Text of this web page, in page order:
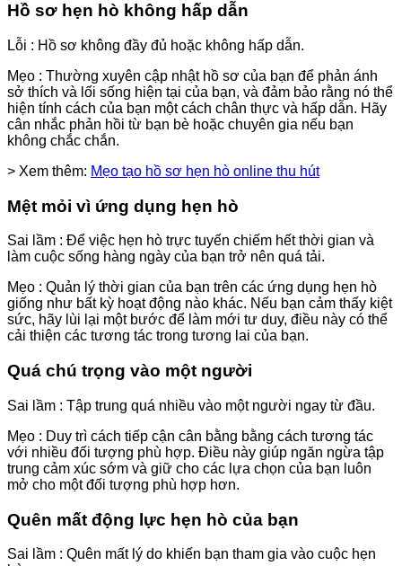
Hồ sơ hẹn hò không hấp dẫn
Lỗi : Hồ sơ không đầy đủ hoặc không hấp dẫn.
Mẹo : Thường xuyên cập nhật hồ sơ của bạn để phản ánh
sở thích và lối sống hiện tại của bạn, và đảm bảo rằng nó thể
hiện tính cách của bạn một cách chân thực và hấp dẫn. Hãy
cân nhắc phản hồi từ bạn bè hoặc chuyên gia nếu bạn
không chắc chắn.
> Xem thêm: Mẹo tạo hồ sơ hẹn hò online thu hút
Mệt mỏi vì ứng dụng hẹn hò
Sai lầm : Để việc hẹn hò trực tuyến chiếm hết thời gian và
làm cuộc sống hàng ngày của bạn trở nên quá tải.
Mẹo : Quản lý thời gian của bạn trên các ứng dụng hẹn hò
giống như bất kỳ hoạt động nào khác. Nếu bạn cảm thấy kiệt
sức, hãy lùi lại một bước để làm mới tư duy, điều này có thể
cải thiện các tương tác trong tương lai của bạn.
Quá chú trọng vào một người
Sai lầm : Tập trung quá nhiều vào một người ngay từ đầu.
Mẹo : Duy trì cách tiếp cận cân bằng bằng cách tương tác
với nhiều đối tượng phù hợp. Điều này giúp ngăn ngừa tập
trung cảm xúc sớm và giữ cho các lựa chọn của bạn luôn
mở cho một đối tượng phù hợp hơn.
Quên mất động lực hẹn hò của bạn
Sai lầm : Quên mất lý do khiến bạn tham gia vào cuộc hẹn